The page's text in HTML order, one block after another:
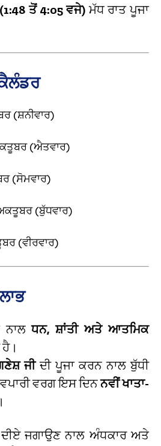
ਤੋਂ 4:05 ਵਜੇ) ਮੱਧ ਰਾਤ ਪੂਜਾ
(ਸ਼ਨੀਵਾਰ)
(ਐਤਵਾਰ)
(ਸੋਮਵਾਰ)
(ਬੁੱਧਵਾਰ)
(ਵੀਰਵਾਰ)
ਨਾਲਧਨ, ਸ਼ਾਂਤੀ ਅਤੇ ਆਤਮਿਕ
ਜੀਦੀ ਪੂਜਾ ਕਰਨ ਨਾਲ ਬੁੱਧੀ
ਵਰਗ ਇਸ ਦਿਨਨਵੀਂ ਖਾਤਾ-
ਜਗਾਉਣ ਨਾਲ ਅੰਧਕਾਰ ਅਤੇ